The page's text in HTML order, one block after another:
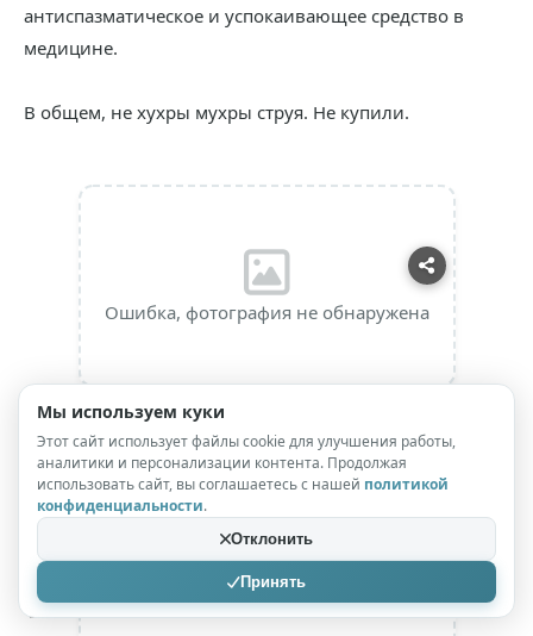
антиспазматическое и успокаивающее средство в
медицине.
В общем, не хухры мухры струя. Не купили.
Ошибка, фотография не обнаружена
Продравшись через пробку на въезде в Ярославль,
довольно быстро нашли в центре заказанную из дома
гостиницу с названием «Купцов дом».
Мы используем куки
Этот сайт использует файлы cookie для улучшения работы,
аналитики и персонализации контента. Продолжая
использовать сайт, вы соглашаетесь с нашей политикой
конфиденциальности.
Отклонить
Принять